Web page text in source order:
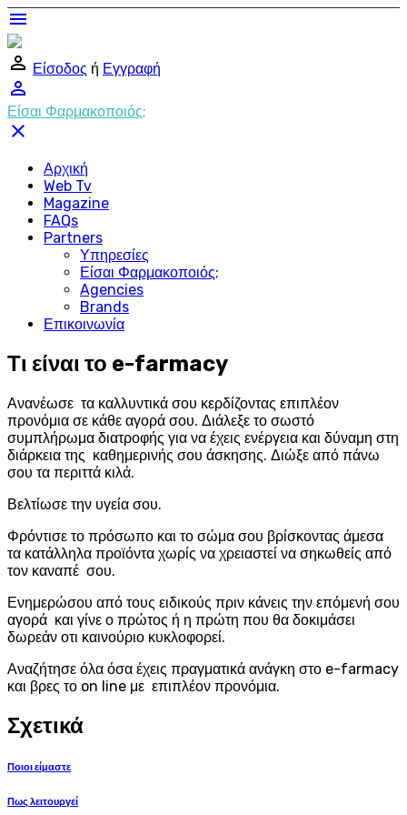
menu
perm_identity Είσοδος ή Εγγραφή
perm_identity
Είσαι Φαρμακοποιός;
close
Αρχική
Web Tv
Magazine
FAQs
Partners
Υπηρεσίες
Είσαι Φαρμακοποιός;
Agencies
Brands
Επικοινωνία
Τι είναι το e-farmacy
Ανανέωσε τα καλλυντικά σου κερδίζοντας επιπλέον
προνόμια σε κάθε αγορά σου. Διάλεξε το σωστό
συμπλήρωμα διατροφής για να έχεις ενέργεια και δύναμη στη
διάρκεια της καθημερινής σου άσκησης. Διώξε από πάνω
σου τα περιττά κιλά.
Βελτίωσε την υγεία σου.
Φρόντισε το πρόσωπο και το σώμα σου βρίσκοντας άμεσα
τα κατάλληλα προϊόντα χωρίς να χρειαστεί να σηκωθείς από
τον καναπέ σου.
Ενημερώσου από τους ειδικούς πριν κάνεις την επόμενή σου
αγορά και γίνε ο πρώτος ή η πρώτη που θα δοκιμάσει
δωρεάν οτι καινούριο κυκλοφορεί.
Αναζήτησε όλα όσα έχεις πραγματικά ανάγκη στο e-farmacy
και βρες το on line με επιπλέον προνόμια.
Σχετικά
Ποιοι είμαστε
Πως λειτουργεί